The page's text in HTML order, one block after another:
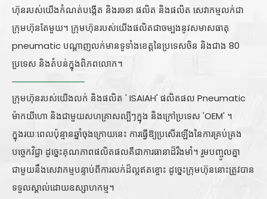
ហ៊ុនរបស់យើងកំណត់បង្កើត និងរចនា ផលិត និងផលិត សេវាកម្មលក់ជា
ក្រុមហ៊ុនតែមួយ។ ក្រុមហ៊ុនរបស់យើងផលិតជាចម្បងនូវសមាសធាតុ
pneumatic បណ្តាញលក់មានទូទាំងខេត្តនៃប្រទេសចិន និងជាង 80
ប្រទេស និងតំបន់ក្នុងពិភពលោក។
ក្រុមហ៊ុនរបស់យើងលក់ និងផលិត ' ISAIAH' ផលិតផល Pneumatic
ម៉ាកយីហោ និងជាមួយសហគ្រាសល្បីៗក្នុង និងក្រៅប្រទេស 'OEM' ។
ក្នុងរយៈពេលប៉ុន្មានឆ្នាំចុងក្រោយនេះ ការធ្វើឱ្យប្រសើរឡើងនៃការគ្រប់គ្រង
បច្ចេកវិជ្ជា ដូច្នេះគុណភាពផលិតផលគឺជាការធានាដ៏រឹងមាំ។ រួមបញ្ចូលគ្នា
ជាមួយនឹងសេវាកម្មបន្ទាប់ពីការលក់ដ៏ល្អឥតខ្ចោះ ដូច្នេះក្រុមហ៊ុននោះត្រូវបាន
ទទួលស្គាល់ដោយឧស្សាហកម្ម។